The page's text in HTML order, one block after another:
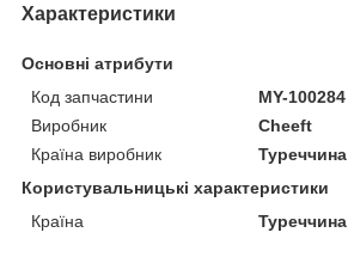
Характеристики
Основні атрибути
Код запчастини
MY-100284
Виробник
Cheeft
Країна виробник
Туреччина
Користувальницькі характеристики
Країна
Туреччина